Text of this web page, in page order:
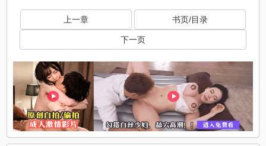
上一章 书页/目录
下一页